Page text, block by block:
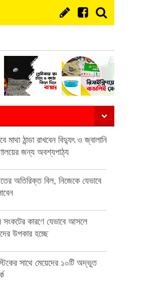
মাথা ঠান্ডা রাখবেন বিদ্যুৎ ও জ্বালানি
জন্য অবশ্যপাঠ্য
অতিরিক্ত বিল, নিজেকে যেভাবে
সংকটের কারণে যেভাবে আসলে
উপকার হচ্ছে
সাথে মেয়েদের ১০টি অদ্ভুত